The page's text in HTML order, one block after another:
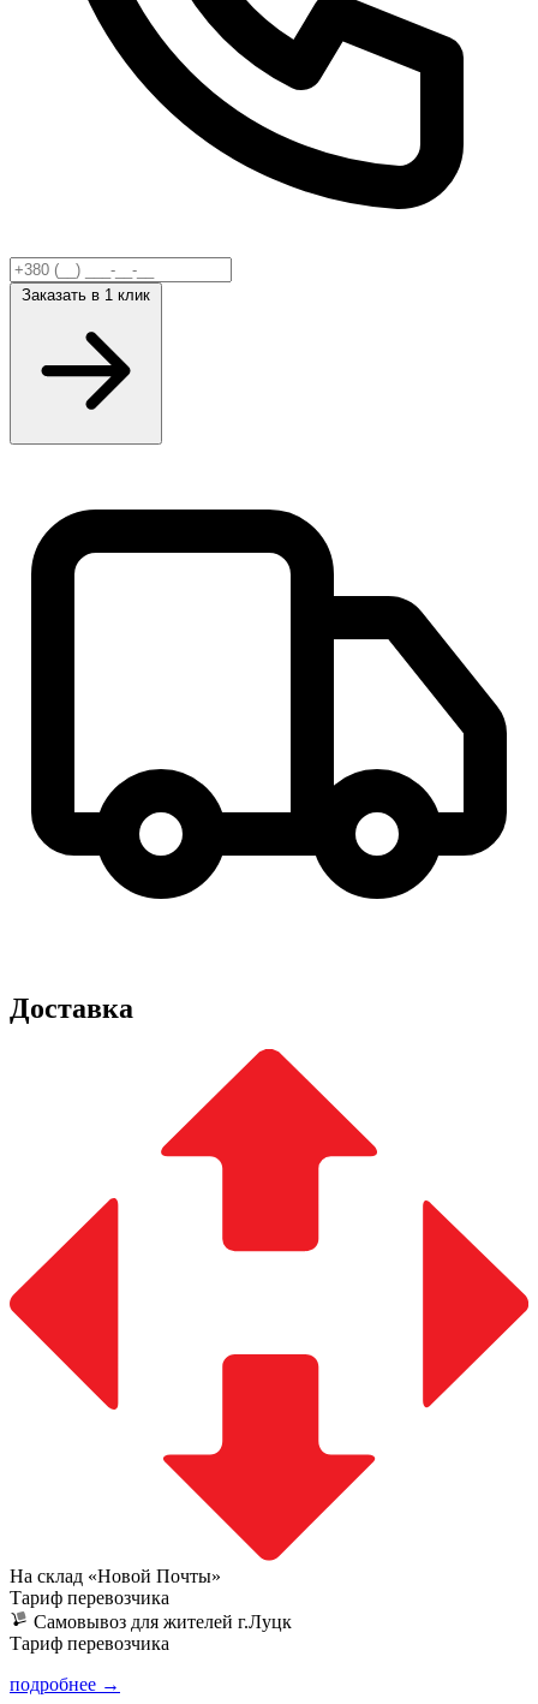
Заказать в 1 клик
Доставка
На склад «Новой Почты»
Тариф перевозчика
Самовывоз для жителей г.Луцк
Тариф перевозчика
подробнее →